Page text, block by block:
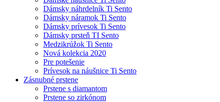
Dámsky náhrdelník Ti Sento
Dámsky náramok Ti Sento
Dámsky prívesok Ti Sento
Dámsky prsteň TI Sento
Medzikrúžok Ti Sento
Nová kolekcia 2020
Pre potešenie
Prívesok na náušnice Ti Sento
Zásnubné prstene
Prstene s diamantom
Prstene so zirkónom